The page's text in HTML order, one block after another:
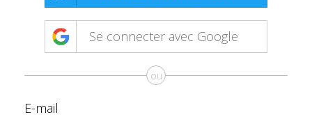
Se connecter avec Google
ou
E-mail